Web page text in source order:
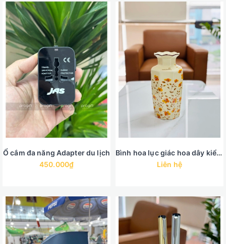
Ổ cắm đa năng Adapter du lịch
450.000₫
Bình hoa lục giác hoa dây kiểu dáng châu âu cổ điển
Liên hệ